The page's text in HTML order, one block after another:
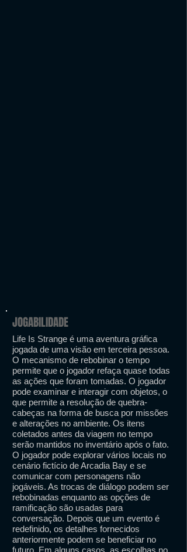
JOGABILIDADE
Life Is Strange é uma aventura gráfica
jogada de uma visão em terceira pessoa.
O mecanismo de rebobinar o tempo
permite que o jogador refaça quase todas
as ações que foram tomadas. O jogador
pode examinar e interagir com objetos, o
que permite a resolução de quebra-
cabeças na forma de busca por missões
e alterações no ambiente. Os itens
coletados antes da viagem no tempo
serão mantidos no inventário após o fato.
O jogador pode explorar vários locais no
cenário fictício de Arcadia Bay e se
comunicar com personagens não
jogáveis. As trocas de diálogo podem ser
rebobinadas enquanto as opções de
ramificação são usadas para
conversação. Depois que um evento é
redefinido, os detalhes fornecidos
anteriormente podem se beneficiar no
futuro. Em alguns casos, as escolhas no